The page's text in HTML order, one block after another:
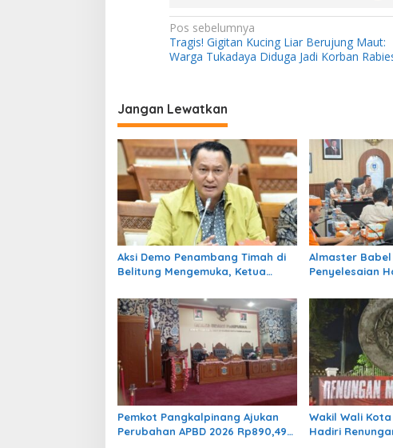
N
a
i
g
a
s
i
p
o
s
Pos sebelumnya
Tragis! Gigitan Kucing Liar Berujung Maut:
Warga Tukadaya Diduga Jadi Korban
Jangan Lewatkan
Aksi Demo Penambang Timah di
Belitung Mengemuka, Ketua
Dorong Perpres Segera Terbit
Almaster Babel
Penyelesaian
Niaga Timah
Kawasan
Janji Kawal
Pemkot Pangkalpinang Ajukan
Perubahan APBD 2026 Rp890,49
Wakil Wali
Hadiri